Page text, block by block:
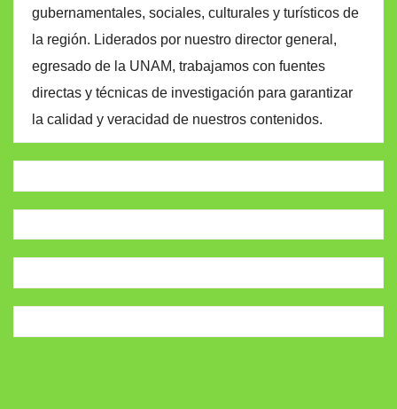
gubernamentales, sociales, culturales y turísticos de
la región. Liderados por nuestro director general,
egresado de la UNAM, trabajamos con fuentes
directas y técnicas de investigación para garantizar
la calidad y veracidad de nuestros contenidos.